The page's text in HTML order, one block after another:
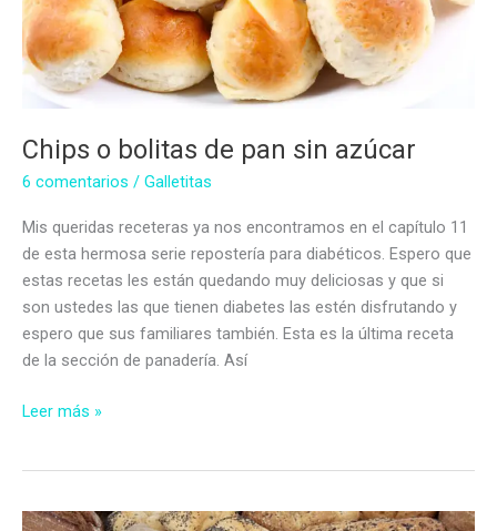
Chips o bolitas de pan sin azúcar
6 comentarios / Galletitas
Mis queridas receteras ya nos encontramos en el capítulo 11
de esta hermosa serie repostería para diabéticos. Espero que
estas recetas les están quedando muy deliciosas y que si
son ustedes las que tienen diabetes las estén disfrutando y
espero que sus familiares también. Esta es la última receta
de la sección de panadería. Así
Chips
pan
Leer más »